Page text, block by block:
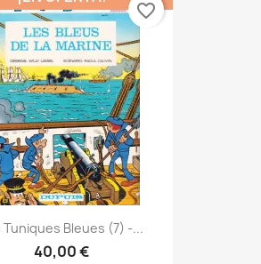
Tuniques Bleues (7) -...
40,00 €
favorite_border